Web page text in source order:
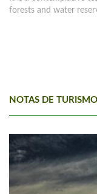
forests and water
NOTAS DE TURISMO